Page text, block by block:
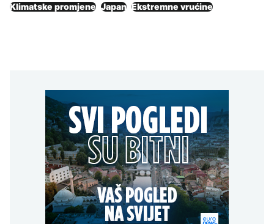
Klimatske promjene Japan Ekstremne vrućine